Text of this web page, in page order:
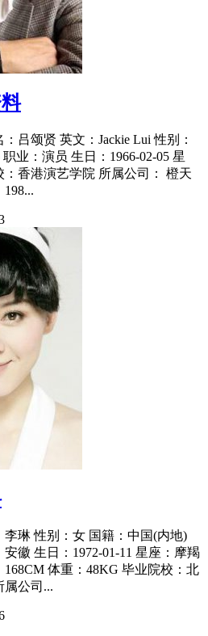
吕颂贤 英文：Jackie Lui 性别：
业：演员 生日：1966-02-05 星
：香港演艺学院 所属公司： 橙天
琳 性别：女 国籍：中国(内地)
徽 生日：1972-01-11 星座：摩羯
168CM 体重：48KG 毕业院校：北
属公司...